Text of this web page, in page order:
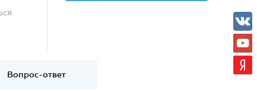
Вопрос-ответ